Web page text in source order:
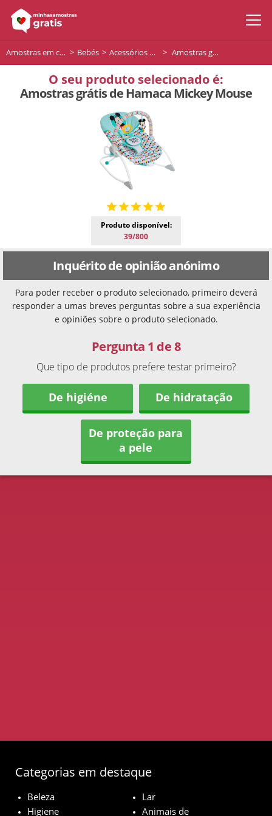
Amostras em casa Bebés Acessórios para bebés Amostras grátis de Hamaca Mickey Mouse
O seu produto selecionado é:
Amostras grátis de Hamaca Mickey Mouse
Produto disponível:
39/800
Inquérito de opinião anónimo
Para poder receber o produto selecionado, primeiro deverá
responder a umas breves perguntas sobre a sua experiência
e opiniões sobre o produto selecionado.
Pergunta 1 de 8
Que tipo de produtos prefere testar primeiro?
De higiéne De hidratação
De proteção para
a pele
Categorias em destaque
Beleza
Lar
Higiene
Animais de